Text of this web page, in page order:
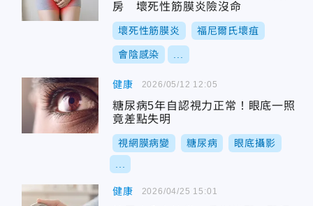
房 壞死性筋膜炎險沒命
壞死性筋膜炎 福尼爾氏壞疽
會陰感染
健康
糖尿病5年自認視力正常！眼底一照
竟差點失明
視網膜病變 糖尿病 眼底攝影
2026/05/12 12:05
健康 2026/04/25 15:01